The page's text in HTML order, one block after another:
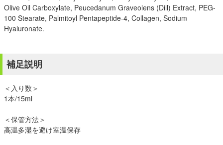
Olive Oil Carboxylate, Peucedanum Graveolens (Dill) Extract, PEG-
100 Stearate, Palmitoyl Pentapeptide-4, Collagen, Sodium
Hyaluronate.
補足説明
＜入り数＞
1本/15ml
＜保管方法＞
高温多湿を避け室温保存